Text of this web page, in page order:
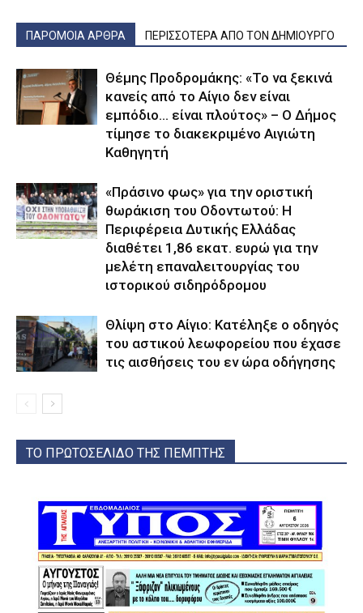
ΠΑΡΟΜΟΙΑ ΑΡΘΡΑ ΠΕΡΙΣΣΟΤΕΡΑ ΑΠΟ ΤΟΝ ΔΗΜΙΟΥΡΓΟ
Θέμης Προδρομάκης: «Το να ξεκινά
κανείς από το Αίγιο δεν είναι
εμπόδιο… είναι πλούτος» – O Δήμος
τίμησε το διακεκριμένο Αιγιώτη
Καθηγητή
«Πράσινο φως» για την οριστική
θωράκιση του Οδοντωτού: Η
Περιφέρεια Δυτικής Ελλάδας
διαθέτει 1,86 εκατ. ευρώ για την
μελέτη επαναλειτουργίας του
ιστορικού σιδηρόδρομου
Θλίψη στο Αίγιο: Κατέληξε ο οδηγός
του αστικού λεωφορείου που έχασε
τις αισθήσεις του εν ώρα οδήγησης
ΤΟ ΠΡΩΤΟΣΕΛΙΔΟ ΤΗΣ ΠΕΜΠΤΗΣ